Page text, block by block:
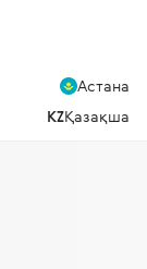
Астана
KZҚазақша